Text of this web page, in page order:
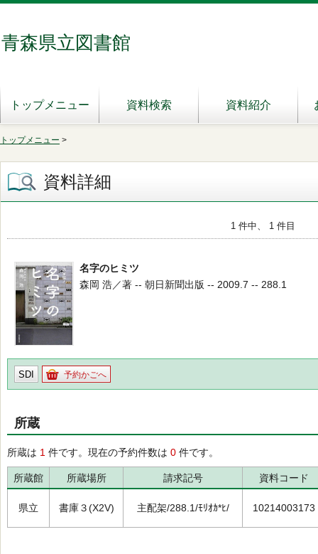
青森県立図書館
トップメニュー 資料検索 資料紹介
トップメニュー >
資料詳細
1 件中、 1 件目
名字のヒミツ
森岡 浩／著 -- 朝日新聞出版 -- 2009.7 -- 288.1
SDI 予約かごへ
所蔵
所蔵は 1 件です。現在の予約件数は 0 件です。
所蔵館 所蔵場所 請求記号 資料コード
県立 書庫３(X2V) 主配架/288.1/ﾓﾘｵｶ*ﾋ/ 10214003173